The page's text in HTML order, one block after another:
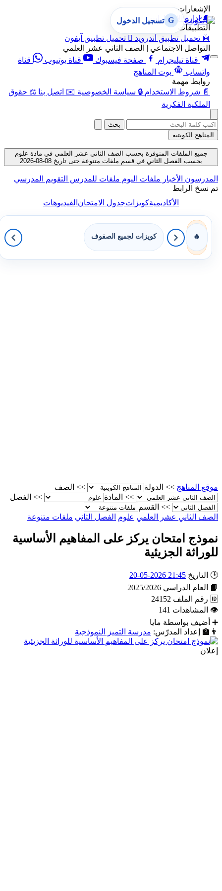
الإشعارات
🔔 إدارة الإشعارات
التطبيقات
🤖 تحميل تطبيق أندرويد  تحميل تطبيق آيفون
التواصل الاجتماعي | الصف الثاني عشر العلمي
قناة تيليجرام
صفحة فيسبوك قناة يوتيوب
قناة
واتساب
بوت المناهج
روابط مهمة
📄 شروط الاستخدام 🔒 سياسة الخصوصية ✉️ اتصل بنا ⚖️ حقوق
الملكية الفكرية
G تسجيل الدخول
بحث
المناهج الكويتية
جميع الملفات المتوفرة بحسب الصف الثاني عشر العلمي في مادة علوم
بحسب الفصل الثاني في قسم ملفات متنوعة حتى تاريخ 08-08-2026
المدرسون الأخبار ملفات اليوم ملفات للمدرس التقويم المدرسي
تم نسخ الرابط
الأكاديميةكويزاتجدول الامتحانالفيديوهات
🔥 كويزات لجميع الصفوف
موقع المناهج >> الدولة >>
الصف
>>
المادة >>
الفصل
>>
القسم
الصف الثاني عشر العلمي علوم الفصل الثاني ملفات متنوعة
نموذج امتحان يركز على المفاهيم الأساسية
للوراثة الجزيئية
🕒 التاريخ 21:45 2026-05-20
📘
العام الدراسي 2025/2026
🆔 رقم الملف 24152
👁
المشاهدات 141
➕
أضيف بواسطة مايا
👨‍🏫
إعداد المدرّس: مدرسة التميز النموذجية
إعلان